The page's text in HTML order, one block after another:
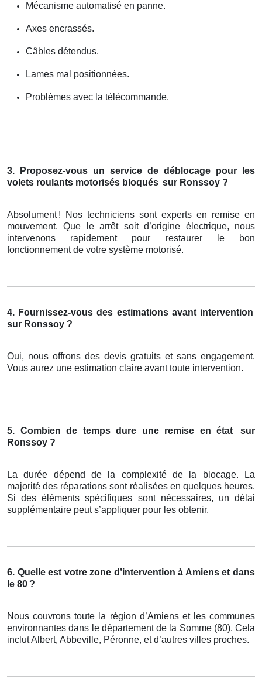
Mécanisme automatisé en panne.
Axes encrassés.
Câbles détendus.
Lames mal positionnées.
Problèmes avec la télécommande.
3. Proposez-vous un service de déblocage pour les
volets roulants motorisés bloqués sur Ronssoy ?
Absolument ! Nos techniciens sont experts en remise en
mouvement. Que le arrêt soit d’origine électrique, nous
intervenons rapidement pour restaurer le bon
fonctionnement de votre système motorisé.
4. Fournissez-vous des estimations avant intervention
sur Ronssoy ?
Oui, nous offrons des devis gratuits et sans engagement.
Vous aurez une estimation claire avant toute intervention.
5. Combien de temps dure une remise en état
sur
Ronssoy ?
La durée dépend de la complexité de la blocage. La
majorité des réparations sont réalisées en quelques heures.
Si des éléments spécifiques sont nécessaires, un délai
supplémentaire peut s’appliquer pour les obtenir.
6. Quelle est votre zone d’intervention à Amiens et dans
le 80 ?
Nous couvrons toute la région d’Amiens et les communes
environnantes dans le département de la Somme (80). Cela
inclut Albert, Abbeville, Péronne, et d’autres villes proches.